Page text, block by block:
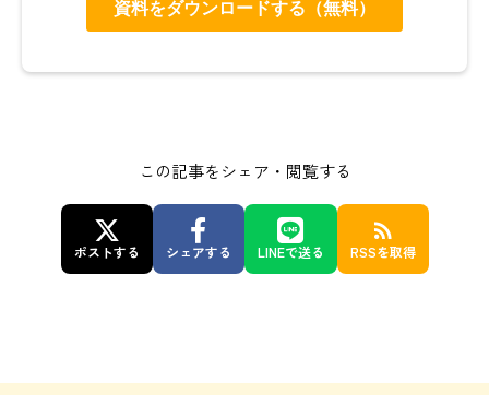
この記事をシェア・閲覧する
ポストする シェアする LINEで送る
rss_feed
RSSを取得